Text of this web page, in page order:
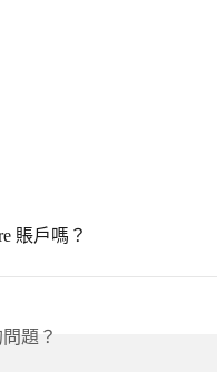
賬戶嗎？
題？